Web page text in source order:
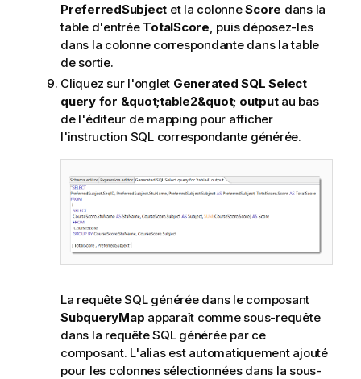
PreferredSubject et la colonneScore dans la
table d'entrée TotalScore, puis déposez-les
dans la colonne correspondante dans la table
de sortie.
Cliquez sur l'onglet Generated SQL Select
query for &quot;table2&quot; outputau bas
de l'éditeur de mapping pour afficher
l'instruction SQL correspondante générée.
La requête SQL générée dans le composant
SubqueryMap apparaît comme sous-requête
dans la requête SQL générée par ce
composant. L'alias est automatiquement ajouté
pour les colonnes sélectionnées dans la sous-